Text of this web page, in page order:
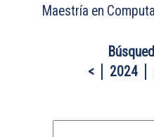
Maestría en
<
2024